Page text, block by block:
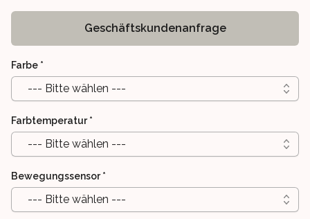
Geschäftskundenanfrage
Farbe *
--- Bitte wählen ---
Farbtemperatur *
--- Bitte wählen ---
Bewegungssensor *
--- Bitte wählen ---